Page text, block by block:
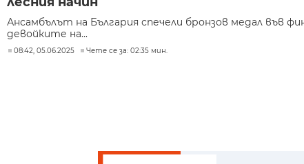
Ансамбълът на България спечели бронзов медал във
девойките на...
08:42, 05.06.2025 Чете се за: 02:35 мин.